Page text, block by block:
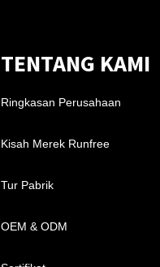
TENTANG KAMI
Ringkasan Perusahaan
Kisah Merek Runfree
Tur Pabrik
OEM & ODM